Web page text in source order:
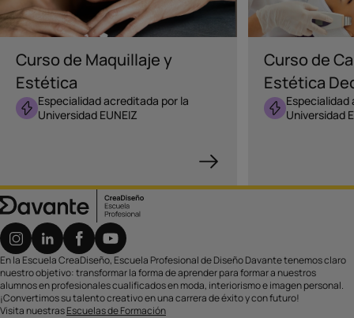
Curso de Maquillaje y
Estética
Especialidad acreditada por la
Universidad EUNEIZ
Curso de
Estética
Universidad
En la Escuela CreaDiseño, Escuela Profesional de Diseño Davante tenemos claro
nuestro objetivo: transformar la forma de aprender para formar a nuestros
alumnos en profesionales cualificados en moda, interiorismo e imagen personal.
¡Convertimos su talento creativo en una carrera de éxito y con futuro!
Visita nuestrasEscuelas de Formación